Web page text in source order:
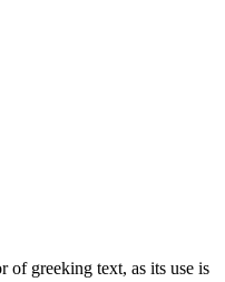
of greeking text, as its use is